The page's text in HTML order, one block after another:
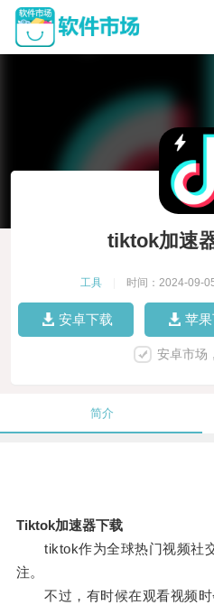
tiktok加速
工具 时间：2024-09-
安卓下载 苹
安卓市场
简介
Tiktok加速器下载
tiktok作为全球热门视频社交
注。
不过，有时候在观看视频时